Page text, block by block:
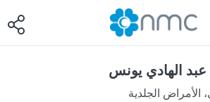
عبد الهادي يونس
الأمراض الجلدية